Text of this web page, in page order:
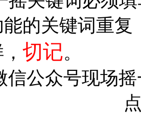
的关键词重复
切记。